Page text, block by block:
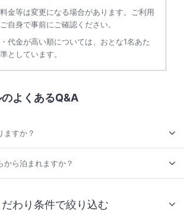
料金等は変更になる場合があります。ご利用
自身で事前にご確認ください。
代金が高い順については、おとな1名あた
としています。
よくあるQ&A
ますか？
から泊まれますか？
わり条件で絞り込む